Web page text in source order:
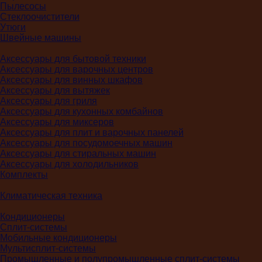
Пылесосы
Стеклоочистители
Утюги
Швейные машины
Аксессуары для бытовой техники
Аксессуары для варочных центров
Аксессуары для винных шкафов
Аксессуары для вытяжек
Аксессуары для гриля
Аксессуары для кухонных комбайнов
Аксессуары для миксеров
Аксессуары для плит и варочных панелей
Аксессуары для посудомоечных машин
Аксессуары для стиральных машин
Аксессуары для холодильников
Комплекты
Климатическая техника
Кондиционеры
Сплит-системы
Мобильные кондиционеры
Мультисплит-системы
Промышленные и полупромышленные сплит-системы